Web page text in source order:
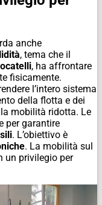
anche
, tema che il
, ha affrontare
fisicamente.
l’intero sistema
della flotta e dei
mobilità ridotta. Le
per garantire
. L’obiettivo è
. La mobilità sul
un privilegio per